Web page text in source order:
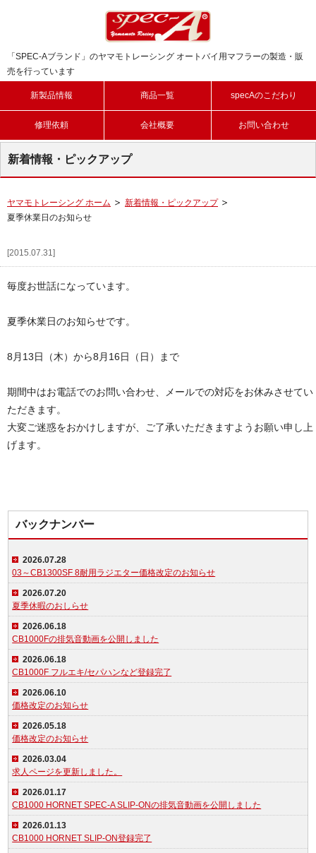
「SPEC-Aブランド」のヤマモトレーシング オートバイ用マフラーの製造・販
売を行っています
新製品情報 商品一覧 specAのこだわり
修理依頼 会社概要 お問い合わせ
新着情報・ピックアップ
ヤマモトレーシング ホーム
新着情報・ピックアップ
夏季休業日のお知らせ
[2015.07.31]
毎度お世話になっています。
夏季休業日のお知らせです。
8月13日（木）から8月16日（日）まで
期間中はお電話でのお問い合わせ、メールでの対応をお休みさせてい
ただきます。
大変ご迷惑をおかけしますが、ご了承いただきますようお願い申し上
げます。
バックナンバー
2026.07.28
03～CB1300SF 8耐用ラジエター価格改定のお知らせ
2026.07.20
夏季休暇のおしらせ
2026.06.18
CB1000Fの排気音動画を公開しました
2026.06.18
CB1000F フルエキ/セパハンなど登録完了
2026.06.10
価格改定のお知らせ
2026.05.18
価格改定のお知らせ
2026.03.04
求人ページを更新しました。
2026.01.17
CB1000 HORNET SPEC-A SLIP-ONの排気音動画を公開しました
2026.01.13
CB1000 HORNET SLIP-ON登録完了